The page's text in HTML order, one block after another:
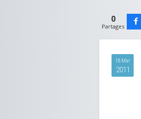
0
Partages
18 Mar
2011